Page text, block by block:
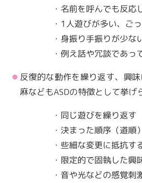
・名前を呼んでも反応
・ 1 人遊びが多い、ご
・身振り手振りが少な
・例え話や冗談であ
反復的な動作を繰り返す、興
麻などもASDの特徴として挙げ
・同じ遊びを繰り返す
・決まった順序（道
・些細な変更に抵抗す
・限定的で固執した興
・音や光などの感覚